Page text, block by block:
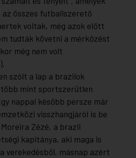
az összes futballszerető
voltak, még azok előtt
tudták követni a mérkőzést
még nem volt
szólt a lap a brazilok
mint sportszerűtlen
nappal később persze már
visszhangjáról is be
Zézé, a brazil
kapitánya, aki maga is
verekedésből, másnap azért